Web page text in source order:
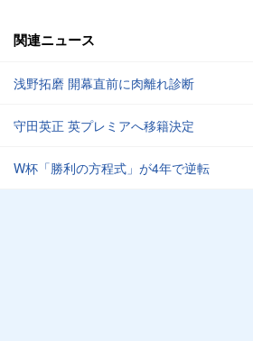
関連ニュース
浅野拓磨 開幕直前に肉離れ診断
守田英正 英プレミアへ移籍決定
W杯「勝利の方程式」が4年で逆転